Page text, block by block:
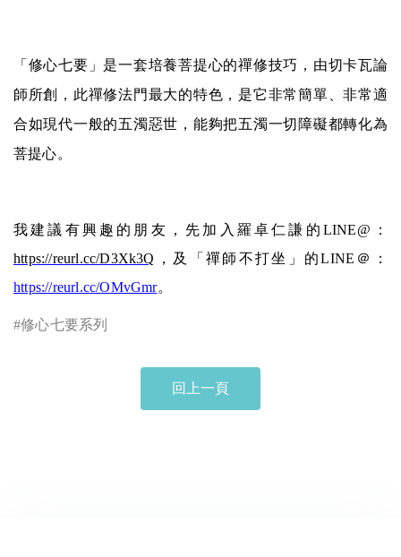
「修心七要」是一套培養菩提心的禪修技巧，由切卡瓦論
師所創，此禪修法門最大的特色，是它非常簡單、非常適
合如現代一般的五濁惡世，能夠把五濁一切障礙都轉化為
菩提心。
我建議有興趣的朋友，先加入羅卓仁謙的 LINE@ ：
https://reurl.cc/D3Xk3Q ，及「禪師不打坐」的LINE ＠：
https://reurl.cc/OMvGmr。
#修心七要系列
回上一頁